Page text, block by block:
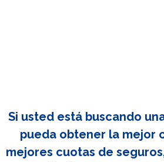
Si usted está buscando
pueda obtener la mejor
mejores cuotas de